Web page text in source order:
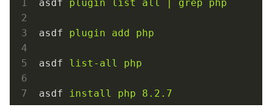
asdf plugin list all | grep php
asdf plugin add php
asdf list-all php
asdf install php 8.2.7